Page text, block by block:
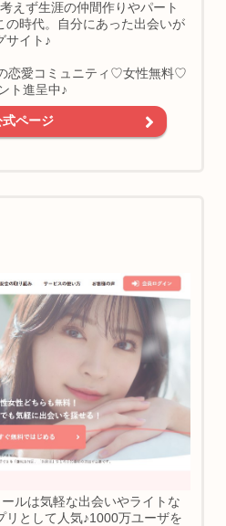
えず生涯の仲間作りやパート
の時代。自分にあった出会いが
サイト♪
恋愛コミュニティ♡女性無料♡
ト進呈中♪
式ページ
ルは気軽な出会いやライトな
リとして人気♪1000万ユーザを